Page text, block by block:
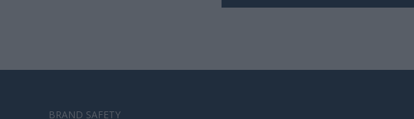
BRAND SAFETY